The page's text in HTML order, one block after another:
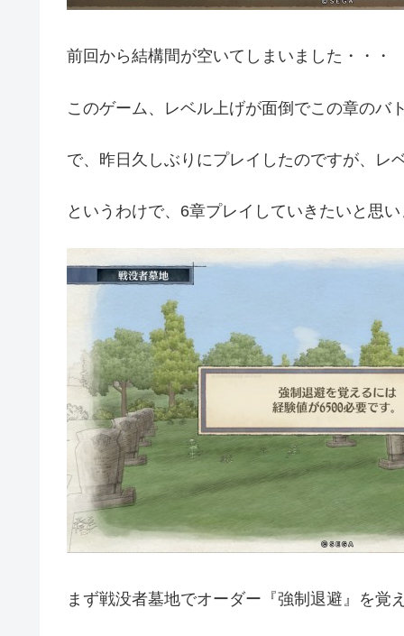
前回から結構間が空いてしまいました・・・
このゲーム、レベル上げが面倒でこの章のバ
で、昨日久しぶりにプレイしたのですが、レ
というわけで、6章プレイしていきたいと思
まず戦没者墓地でオーダー『強制退避』を覚